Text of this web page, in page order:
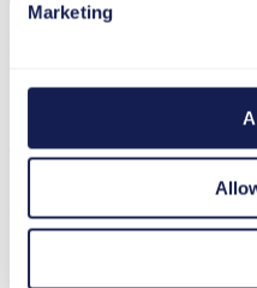
Marketing
Nun stellen Sie sich vielleicht
die bestehenden Lernformen
Lernszenarien: Wollen
vorhandenes Wissen
Klassenraumtrainings nach
Kollegen aber innerhalb einer